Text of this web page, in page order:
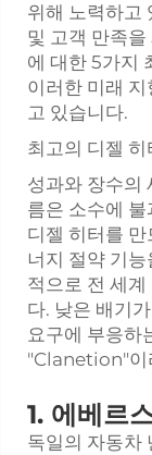
위해 노력하고
및 고객 만족
에 대한 5가지
이러한 미래
고 있습니다.
최고의 디젤 히
성과와 장수의
름은 소수에
디젤 히터를
너지 절약 기
적으로 전 세
다. 낮은 배기
요구에 부응하
"Clanetion"이
1. 에베르
독일의 자동차